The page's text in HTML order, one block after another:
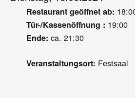
Restaurant geöffnet ab:
Tür-/Kassenöffnung : 19:00
Ende: ca. 21:30
Veranstaltungsort: Festsaal